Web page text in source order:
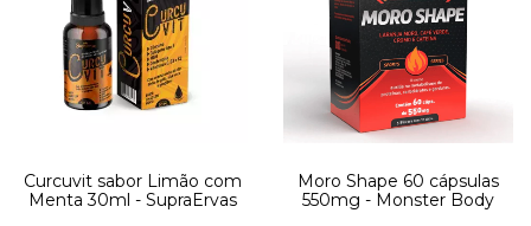
Curcuvit sabor Limão com
Menta 30ml - SupraErvas
Moro Shape 60 cápsulas
550mg - Monster Body